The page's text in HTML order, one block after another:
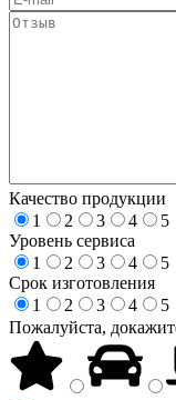
Качество продукции
1
2 3 4
5
Уровень сервиса
1
2 3 4
5
Срок изготовления
1
2 3 4
5
Пожалуйста,